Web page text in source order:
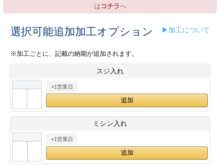
ックカード印刷
業ツール印刷
＆盛り上げ印刷
方法
/送料について
ックカード名刺
ムカード
型マル型印刷
ード印刷
加工指示ガイド
ックカード
ード印刷
形マル型
り
プル請求
15
24
25 26 27
29
土
1
2 3
9 10 11
12
14
15 16 17 18
19
26
28
29 30
は コチラへ
選択可能追加加工オプション ▶加工について
※加工ごとに、記載の納期が追加されます。
スジ入れ
+1営業日
ミシン入れ
+1営業日